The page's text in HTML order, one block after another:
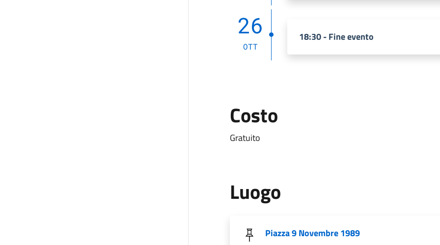
26
OTT
18:30 - Fine evento
Costo
Gratuito
Luogo
Piazza 9 Novembre 1989